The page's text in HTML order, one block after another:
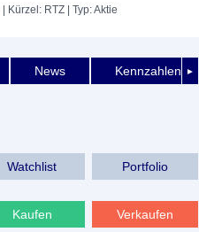
| Kürzel: RTZ | Typ: Aktie
►
News Kennzahlen
Watchlist Portfolio
Kaufen Verkaufen